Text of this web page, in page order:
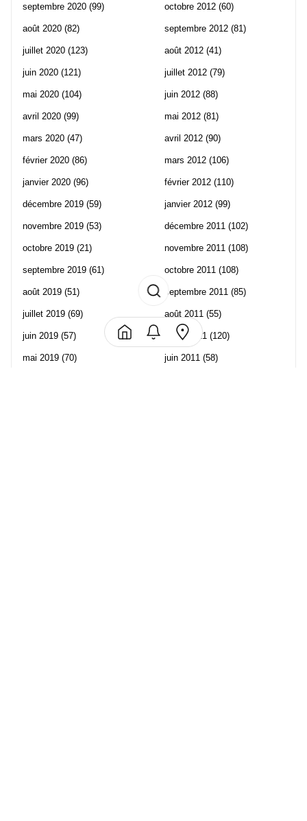
septembre 2020 (99)
août 2020 (82)
juillet 2020 (123)
juin 2020 (121)
mai 2020 (104)
avril 2020 (99)
mars 2020 (47)
février 2020 (86)
janvier 2020 (96)
décembre 2019 (59)
novembre 2019 (53)
octobre 2019 (21)
septembre 2019 (61)
août 2019 (51)
juillet 2019 (69)
juin 2019 (57)
mai 2019 (70)
octobre 2012 (60)
septembre 2012 (81)
août 2012 (41)
juillet 2012 (79)
juin 2012 (88)
mai 2012 (81)
avril 2012 (90)
mars 2012 (106)
février 2012 (110)
janvier 2012 (99)
décembre 2011 (102)
novembre 2011 (108)
octobre 2011 (108)
septembre 2011 (85)
août 2011 (55)
juillet 2011 (120)
juin 2011 (58)